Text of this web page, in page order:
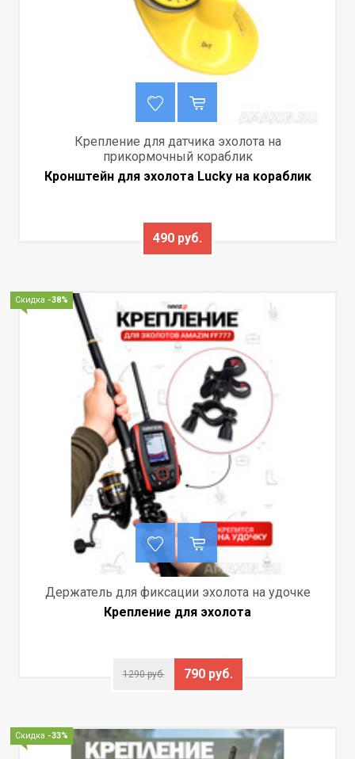
Крепление для датчика эхолота на
прикормочный кораблик
Кронштейн для эхолота Lucky на кораблик
490 руб.
Скидка -38%
Держатель для фиксации эхолота на удочке
Крепление для эхолота
1290 руб. 790 руб.
Скидка -33%